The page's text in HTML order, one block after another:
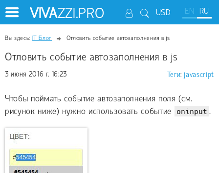
USD EN RU
VIVAZZI.PRO
Вы здесь: IT Блог Отловить событие автозаполнения в js
Отловить событие автозаполнения в js
3 июня 2016 г. 16:23 Теги: javascript
Чтобы поймать событие автозаполнения поля (см.
рисунок ниже) нужно использовать событие
oninput .